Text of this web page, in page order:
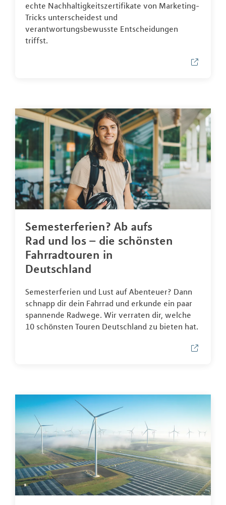
echte Nachhaltigkeitszertifikate von Marketing-
Tricks unterscheidest und
verantwortungsbewusste Entscheidungen
triffst.
Semesterferien? Ab aufs
Rad und los – die schönsten
Fahrradtouren in
Deutschland
Semesterferien und Lust auf Abenteuer? Dann
schnapp dir dein Fahrrad und erkunde ein paar
spannende Radwege. Wir verraten dir, welche
10 schönsten Touren Deutschland zu bieten hat.